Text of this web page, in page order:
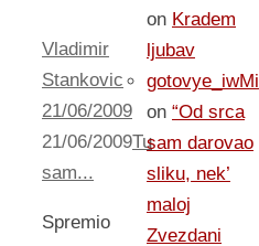
Vladimir
Stankovic
21/06/2009
21/06/2009Tu
sam...
Spremio
on Kradem
ljubav
gotovye_iwMi
on “Od srca
sam darovao
sliku, nek’
maloj
Zvezdani